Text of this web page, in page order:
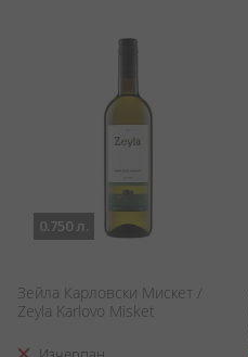
0.750 л.
Зейла Карловски Мискет /
Zeyla Karlovo Misket